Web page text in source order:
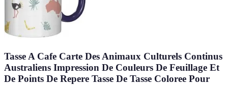
Tasse A Cafe Carte Des Animaux Culturels Continus
Australiens Impression De Couleurs De Feuillage Et
De Points De Repere Tasse De Tasse Coloree Pour